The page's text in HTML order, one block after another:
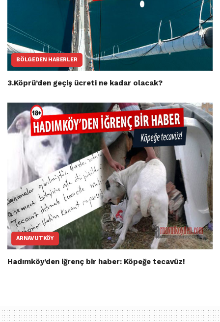
BÖLGEDEN HABERLER
3.Köprü’den geçiş ücreti ne kadar olacak?
ARNAVUTKÖY
Hadımköy’den iğrenç bir haber: Köpeğe tecavüz!